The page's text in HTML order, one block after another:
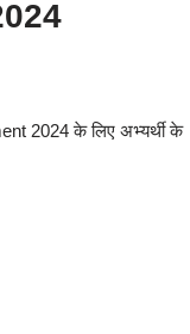
2024 के लिए अभ्यर्थी के